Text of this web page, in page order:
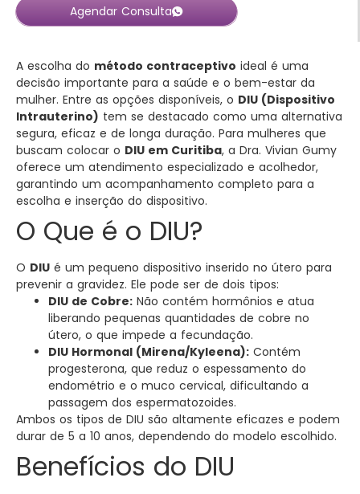
Agendar Consulta
A escolha do método contraceptivo ideal é uma
decisão importante para a saúde e o bem-estar da
mulher. Entre as opções disponíveis, o DIU (Dispositivo
Intrauterino) tem se destacado como uma alternativa
segura, eficaz e de longa duração. Para mulheres que
buscam colocar o DIU em Curitiba, a Dra. Vivian Gumy
oferece um atendimento especializado e acolhedor,
garantindo um acompanhamento completo para a
escolha e inserção do dispositivo.
O Que é o DIU?
O DIU é um pequeno dispositivo inserido no útero para
prevenir a gravidez. Ele pode ser de dois tipos:
DIU de Cobre: Não contém hormônios e atua
liberando pequenas quantidades de cobre no
útero, o que impede a fecundação.
DIU Hormonal (Mirena/Kyleena): Contém
progesterona, que reduz o espessamento do
endométrio e o muco cervical, dificultando a
passagem dos espermatozoides.
Ambos os tipos de DIU são altamente eficazes e podem
durar de 5 a 10 anos, dependendo do modelo escolhido.
Benefícios do DIU